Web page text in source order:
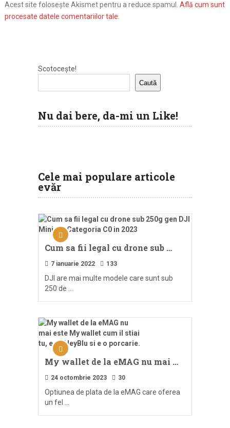
Acest site folosește Akismet pentru a reduce spamul. Află cum sunt
procesate datele comentariilor tale
Scotocește!
Caută
Nu dai bere, da-mi un Like!
Cele mai populare articole
evăr
Cum sa fii legal cu drone sub …
7 ianuarie 2022 133
DJI are mai multe modele care sunt sub
250 de …
My wallet de la eMAG nu mai …
24 octombrie 2023 30
Optiunea de plata de la eMAG care oferea
un fel …